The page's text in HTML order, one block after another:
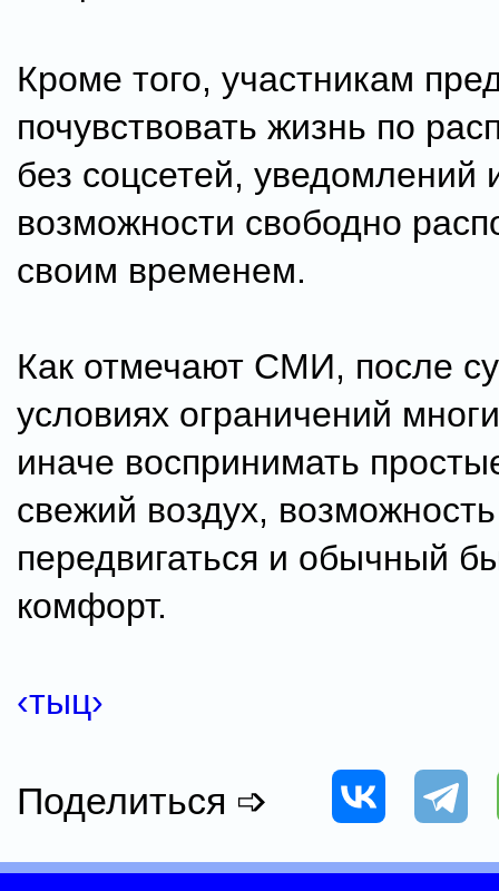
Кроме того, участникам
почувствовать жизнь по
без соцсетей, уведомлений
возможности свободно
своим временем.
Как отмечают СМИ, после
условиях ограничений
иначе воспринимать
свежий воздух,
передвигаться и обычный
комфорт.
‹тыц›
Поделиться ➩